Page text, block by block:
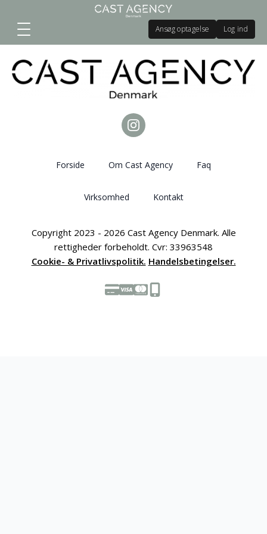
Ansøg optagelse Log ind
Forside Om Cast Agency Faq
Virksomhed Kontakt
Copyright 2023 - 2026 Cast Agency Denmark. Alle
rettigheder forbeholdt. Cvr: 33963548
Cookie- & Privatlivspolitik. Handelsbetingelser.